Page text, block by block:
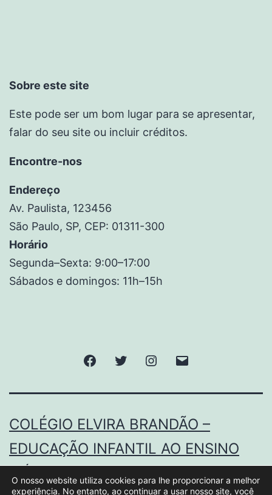
Sobre este site
Este pode ser um bom lugar para se apresentar,
falar do seu site ou incluir créditos.
Encontre-nos
Endereço
Av. Paulista, 123456
São Paulo, SP, CEP: 01311-300
Horário
Segunda–Sexta: 9:00–17:00
Sábados e domingos: 11h–15h
COLÉGIO ELVIRA BRANDÃO –
EDUCAÇÃO INFANTIL AO ENSINO
MÉDIO.
O nosso website utiliza cookies para lhe proporcionar a melhor
experiência. No entanto, ao continuar a usar nosso site, você